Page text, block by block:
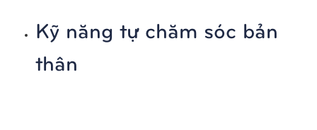
Kỹ năng tự chăm sóc bản
thân